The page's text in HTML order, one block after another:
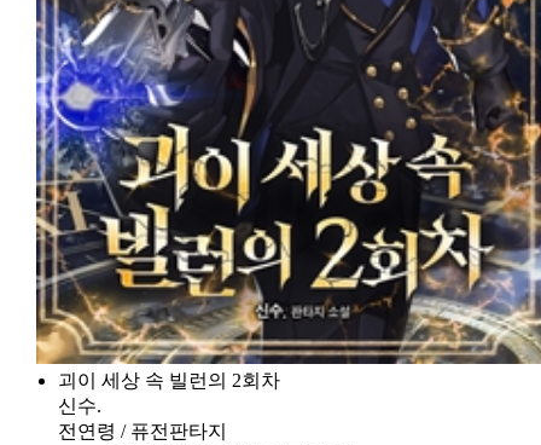
괴이 세상 속 빌런의 2회차
신수.
전연령 / 퓨전판타지